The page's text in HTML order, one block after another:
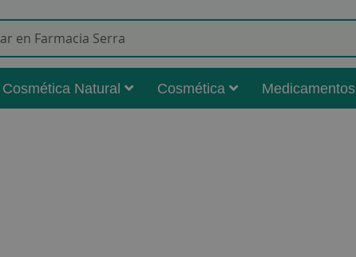
Cosmética Natural Cosmética Medicamentos